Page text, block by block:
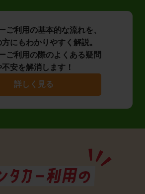
ご利用の基本的な流れを、
にもわかりやすく解説。
ご利用の際のよくある疑問
不安を解消します！
詳しく見る